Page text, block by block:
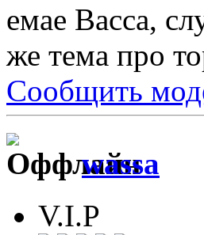
емае Васса,
же тема про
Сообщить
wassa
V.I.P